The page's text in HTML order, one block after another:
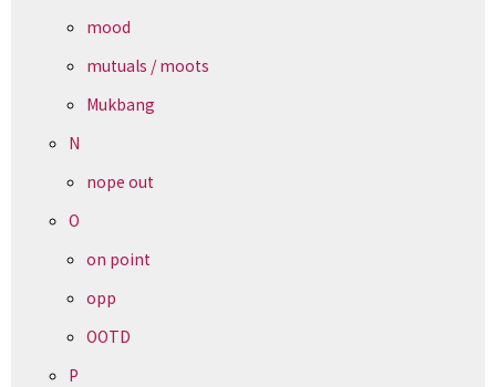
mood
mutuals / moots
Mukbang
N
nope out
O
on point
opp
OOTD
P